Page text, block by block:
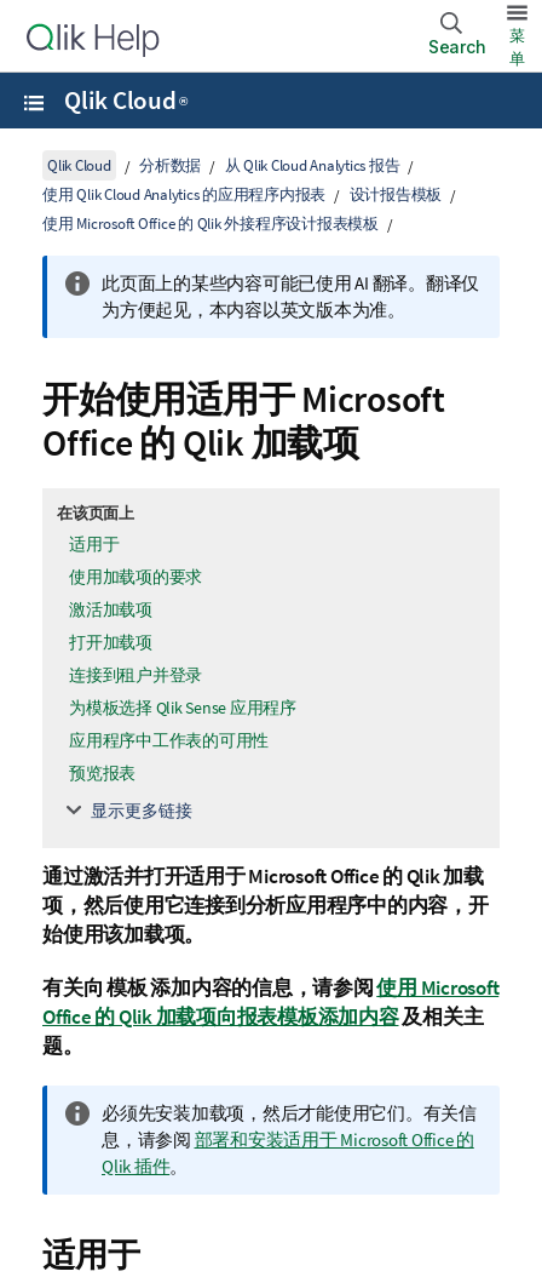
Search
菜
单
Qlik Cloud ®
Qlik Cloud 分析数据
从 Qlik Cloud Analytics 报告
使用 Qlik Cloud Analytics 的应用程序内报表
设计报告模板
使用 Microsoft Office 的 Qlik 外接程序设计报表模板
此页面上的某些内容可能已使用 AI 翻译。翻译仅
为方便起见，本内容以英文版本为准。
开始使用适用于Microsoft
Office 的 Qlik加载项
在该页面上
适用于
使用加载项的要求
激活加载项
打开加载项
连接到租户并登录
为模板选择 Qlik Sense 应用程序
应用程序中工作表的可用性
预览报表
显示更多链接
通过激活并打开适用于Microsoft Office的Qlik加载
项，然后使用它连接到分析应用程序中的内容，开
始使用该加载项。
有关向模板添加内容的信息，请参阅使用 Microsoft
Office 的 Qlik 加载项向报表模板添加内容及相关主
题。
信
息
注
必须先安装加载项，然后才能使用它们。有关信
息，请参阅 部署和安装适用于 Microsoft Office 的
Qlik 插件。
适用于